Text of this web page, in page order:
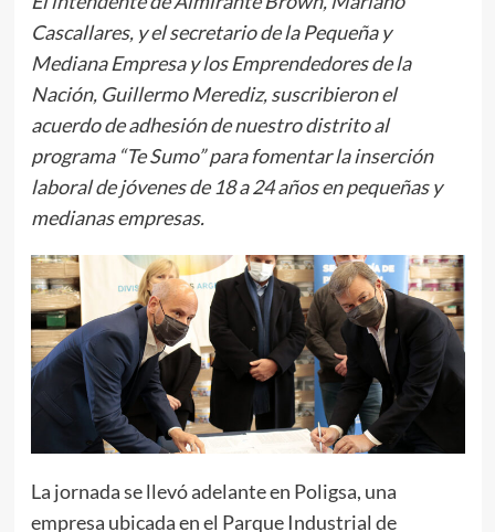
Cascallares, y el secretario de la Pequeña y
Mediana Empresa y los Emprendedores de la
Nación, Guillermo Merediz, suscribieron el
acuerdo de adhesión de nuestro distrito al
programa “Te Sumo” para fomentar la inserción
laboral de jóvenes de 18 a 24 años en pequeñas y
medianas empresas.
La jornada se llevó adelante en Poligsa, una
empresa ubicada en el Parque Industrial de